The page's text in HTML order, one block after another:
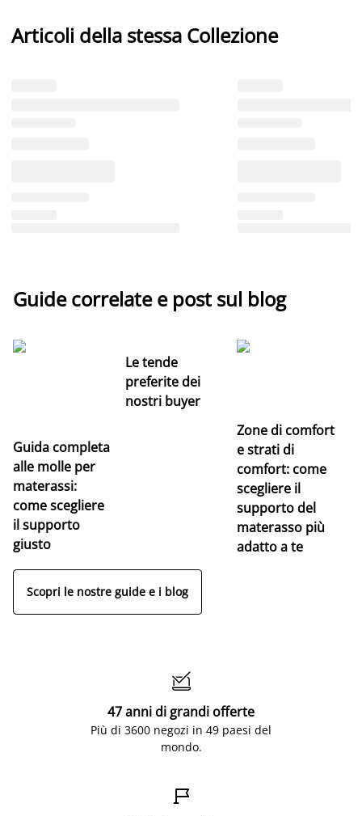
Articoli della stessa Collezione
Guide correlate e post sul blog
Guida completa
alle molle per
materassi:
come scegliere
il supporto
giusto
Le tende
preferite dei
nostri buyer
Zone di comfort
e strati di
comfort: come
scegliere il
supporto del
materasso più
adatto a te
Scopri le nostre guide e i blog

47 anni di grandi offerte
Più di 3600 negozi in 49 paesi del
mondo.
